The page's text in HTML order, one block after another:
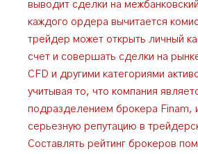
выводит сделки на
каждого ордера вычитается
трейдер может открыть личный
счет и совершать сделки на
CFD и другими категориями
учитывая то, что компания
подразделением брокера Finam,
серьезную репутацию в
Составлять рейтинг брокеров